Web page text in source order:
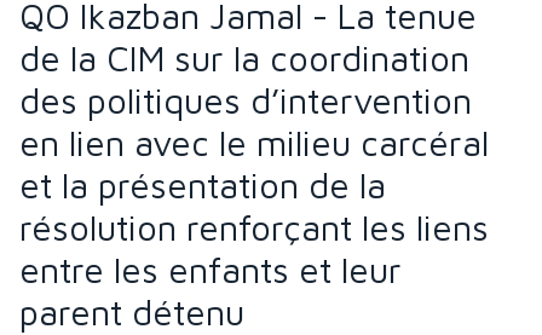
QO Ikazban Jamal - La tenue
de la CIM sur la coordination
des politiques d’intervention
en lien avec le milieu carcéral
et la présentation de la
résolution renforçant les liens
entre les enfants et leur
parent détenu